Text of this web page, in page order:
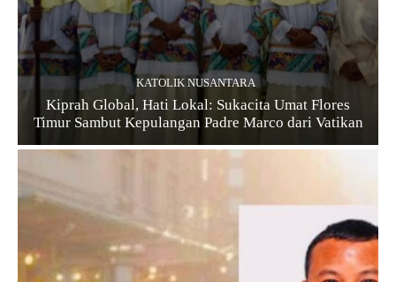
KATOLIK NUSANTARA
Kiprah Global, Hati Lokal: Sukacita Umat Flores
Timur Sambut Kepulangan Padre Marco dari Vatikan